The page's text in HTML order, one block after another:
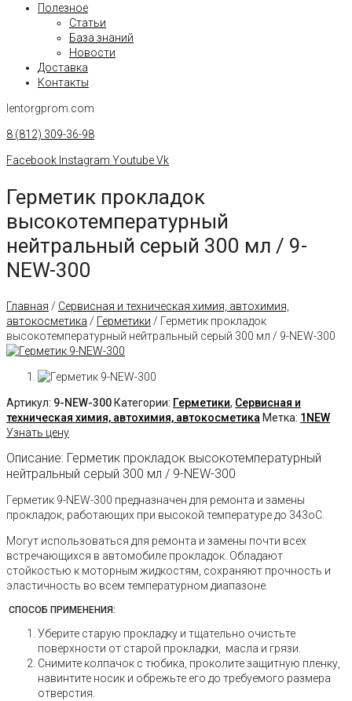
Полезное
Статьи
База знаний
Новости
Доставка
Контакты
lentorgprom.com
8 (812) 309-36-98
Facebook Instagram YoutubeVk
Герметик прокладок
высокотемпературный
нейтральный серый 300 мл / 9-
NEW-300
Главная / Сервисная и техническая химия, автохимия,
автокосметика / Герметики / Герметик прокладок
высокотемпературный нейтральный серый 300 мл / 9-NEW-300
Артикул: 9-NEW-300 Категории: Герметики, Сервисная и
техническая химия, автохимия, автокосметика Метка: 1NEW
Узнать цену
Описание: Герметик прокладок высокотемпературный
нейтральный серый 300 мл / 9-NEW-300
Герметик 9-NEW-300 предназначен для ремонта и замены
прокладок, работающих при высокой температуре до 343оС.
Могут использоваться для ремонта и замены почти всех
встречающихся в автомобиле прокладок. Обладают
стойкостью к моторным жидкостям, сохраняют прочность и
эластичность во всем температурном диапазоне.
СПОСОБ ПРИМЕНЕНИЯ:
Уберите старую прокладку и тщательно очистьте
поверхности от старой прокладки, масла и грязи.
Снимите колпачок с тюбика, проколите защитную пленку,
навинтите носик и обрежьте его до требуемого размера
отверстия.